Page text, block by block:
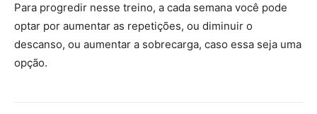
Para progredir nesse treino, a cada semana você pode
optar por aumentar as repetições, ou diminuir o
descanso, ou aumentar a sobrecarga, caso essa seja uma
opção.